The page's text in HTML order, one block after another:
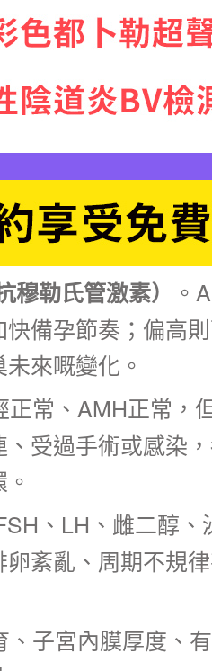
穆勒氏管激素）
。
備孕節奏；偏高
來嘅變化。
正常、AMH正常
受過手術或感染
、LH、雌二醇
紊亂、周期不規
、子宮內膜厚度、